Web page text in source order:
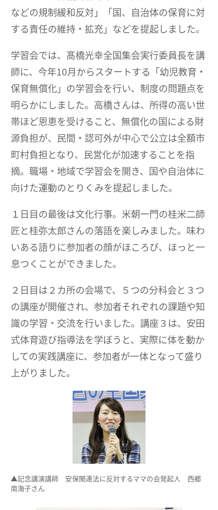
などの規制緩和反対」「国、自治体の保育に対
する責任の維持・拡充」などを提起しました。
学習会では、髙橋光幸全国集会実行委員長を講
師に、今年10月からスタートする「幼児教育・
保育無償化」の学習会を行い、制度の問題点を
明らかにしました。高橋さんは、所得の高い世
帯ほど恩恵を受けること、無償化の国による財
源負担が、民間・認可外が中心で公立は全額市
町村負担となり、民営化が加速することを指
摘。職場・地域で学習会を開き、国や自治体に
向けた運動のとりくみを提起しました。
１日目の最後は文化行事。米朝一門の桂米二師
匠と桂弥太郎さんの落語を楽しみました。味わ
いある語りに参加者の顔がほころび、ほっと一
息つくことができました。
２日目は２カ所の会場で、５つの分科会と３つ
の講座が開催され、参加者それぞれの課題や知
識の学習・交流を行いました。講座３は、安田
式体育遊び指導法を学ぼうと、実際に体を動か
しての実践講座に、参加者が一体となって盛り
上がりました。
▲記念講演講師 安保関連法に反対するママの会発起人 西郷
南海子さん